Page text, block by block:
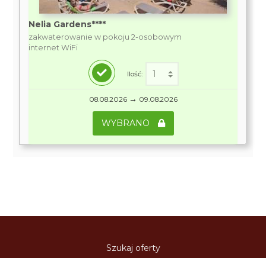
Nelia Gardens****
zakwaterowanie w pokoju 2-osobowym
internet WiFi
Ilość:
08.08.2026 → 09.08.2026
WYBRANO
Szukaj oferty